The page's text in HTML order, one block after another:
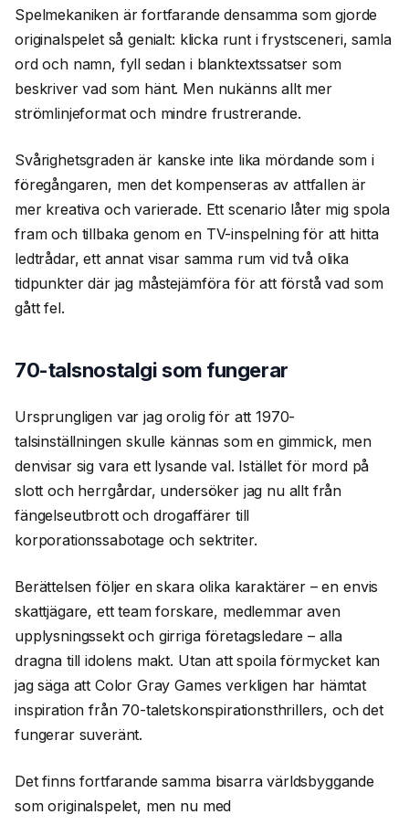
Spelmekaniken är fortfarande densamma som gjorde
originalspelet så genialt: klicka runt i frystsceneri, samla
ord och namn, fyll sedan i blanktextssatser som
beskriver vad som hänt. Men nukänns allt mer
strömlinjeformat och mindre frustrerande.
Svårighetsgraden är kanske inte lika mördande som i
föregångaren, men det kompenseras av attfallen är
mer kreativa och varierade. Ett scenario låter mig spola
fram och tillbaka genom en TV-inspelning för att hitta
ledtrådar, ett annat visar samma rum vid två olika
tidpunkter där jag måstejämföra för att förstå vad som
gått fel.
70-talsnostalgi som fungerar
Ursprungligen var jag orolig för att 1970-
talsinställningen skulle kännas som en gimmick, men
denvisar sig vara ett lysande val. Istället för mord på
slott och herrgårdar, undersöker jag nu allt från
fängelseutbrott och drogaffärer till
korporationssabotage och sektriter.
Berättelsen följer en skara olika karaktärer – en envis
skattjägare, ett team forskare, medlemmar aven
upplysningssekt och girriga företagsledare – alla
dragna till idolens makt. Utan att spoila förmycket kan
jag säga att Color Gray Games verkligen har hämtat
inspiration från 70-taletskonspirationsthrillers, och det
fungerar suveränt.
Det finns fortfarande samma bisarra världsbyggande
som originalspelet, men nu med